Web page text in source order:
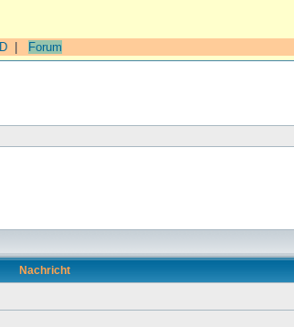
Forum
Nachricht